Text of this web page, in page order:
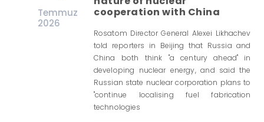
Temmuz
2026
cooperation with China
Rosatom Director General Alexei Likhachev
told reporters in Beijing that Russia and
China both think "a century ahead" in
developing nuclear energy, and said the
Russian state nuclear corporation plans to
"continue localising fuel fabrication
technologies